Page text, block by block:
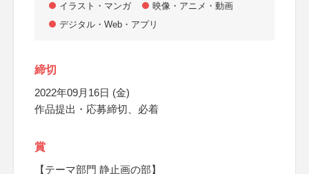
イラスト・マンガ
映像・アニメ・動画
デジタル・Web・アプリ
締切
2022年09月16日 (金)
作品提出・応募締切、必着
賞
【テーマ部門 静止画の部】